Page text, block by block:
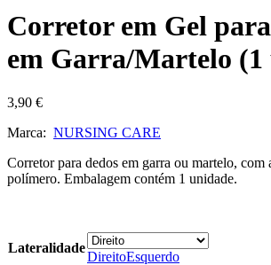
Corretor em Gel
em Garra/Martelo (1
3,90 €
Marca: NURSING CARE
Corretor para dedos em garra ou martelo, com
polímero. Embalagem contém 1 unidade.
Lateralidade
DireitoEsquerdo